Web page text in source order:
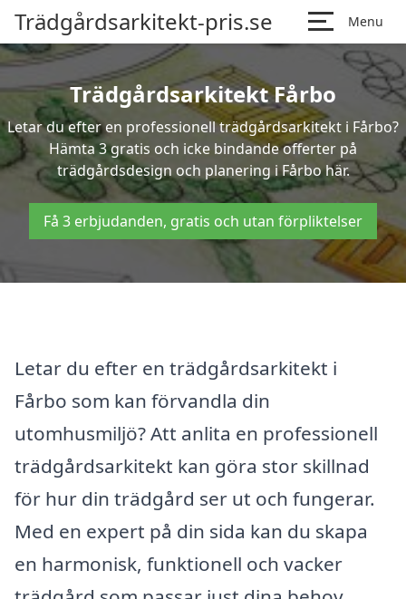
Trädgårdsarkitekt-pris.se Menu
Trädgårdsarkitekt Fårbo
Letar du efter en professionell trädgårdsarkitekt i Fårbo?
Hämta 3 gratis och icke bindande offerter på
trädgårdsdesign och planering i Fårbo här.
Få 3 erbjudanden, gratis och utan förpliktelser
Letar du efter en trädgårdsarkitekt i
Fårbo som kan förvandla din
utomhusmiljö? Att anlita en professionell
trädgårdsarkitekt kan göra stor skillnad
för hur din trädgård ser ut och fungerar.
Med en expert på din sida kan du skapa
en harmonisk, funktionell och vacker